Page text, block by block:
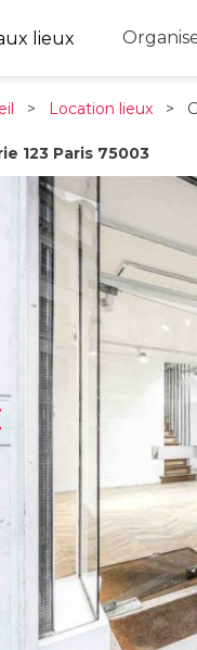
lieux
> Location lieux >
123 Paris 75003